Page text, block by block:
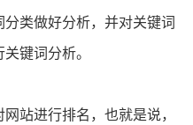
类做好分析，并对关键词
键词分析。
站进行排名，也就是说，